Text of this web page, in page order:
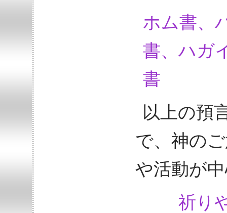
ホム書、
書、ハガ
書
以上の預
で、神の
や活動が
祈りや